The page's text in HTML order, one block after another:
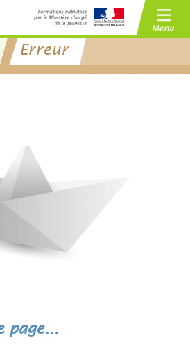
BAFA
Erreur
page...